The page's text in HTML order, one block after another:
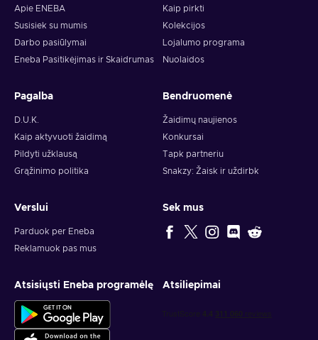
Apie ENEBA
Susisiek su mumis
Darbo pasiūlymai
Eneba Pasitikėjimas ir Skaidrumas
Kaip pirkti
Kolekcijos
Lojalumo programa
Nuolaidos
Pagalba
D.U.K.
Kaip aktyvuoti žaidimą
Pildyti užklausą
Grąžinimo politika
Bendruomenė
Žaidimų naujienos
Konkursai
Tapk partneriu
Snakzy: Žaisk ir uždirbk
Verslui
Parduok per Eneba
Reklamuok pas mus
Sek mus
Atsisiųsti Eneba programėlę Atsiliepimai